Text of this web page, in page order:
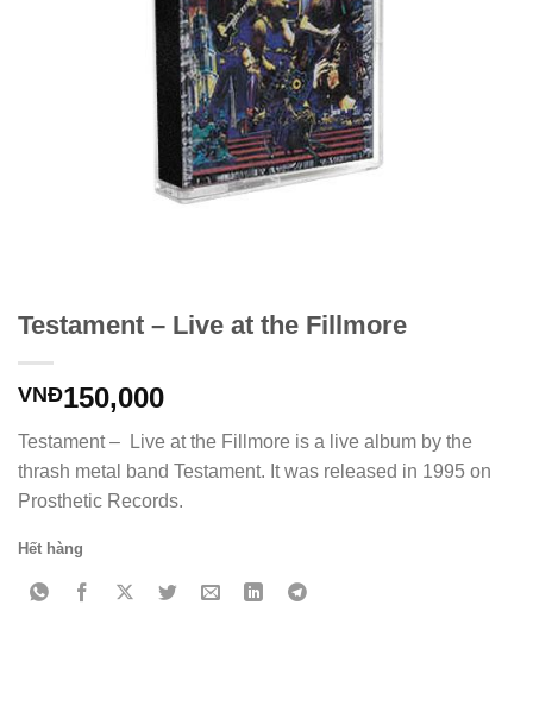
Testament – Live at the Fillmore
VNĐ150,000
Testament – Live at the Fillmore is a live album by the
thrash metal band Testament. It was released in 1995 on
Prosthetic Records.
Hết hàng